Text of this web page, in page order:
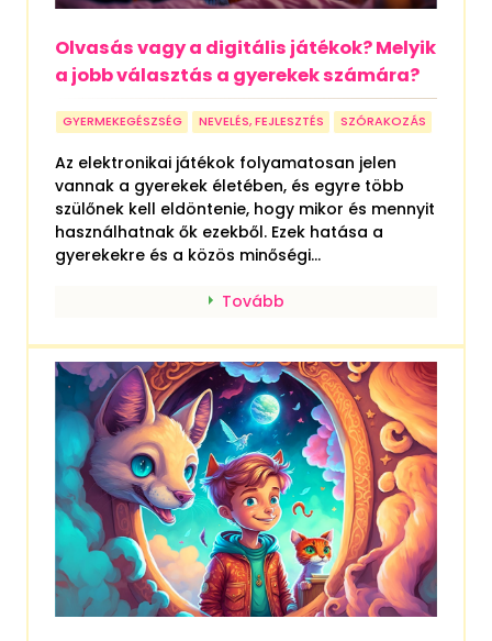
Olvasás vagy a digitális játékok? Melyik
a jobb választás a gyerekek számára?
GYERMEKEGÉSZSÉG NEVELÉS, FEJLESZTÉS SZÓRAKOZÁS
Az elektronikai játékok folyamatosan jelen
vannak a gyerekek életében, és egyre több
szülőnek kell eldöntenie, hogy mikor és mennyit
használhatnak ők ezekből. Ezek hatása a
gyerekekre és a közös minőségi...
Tovább